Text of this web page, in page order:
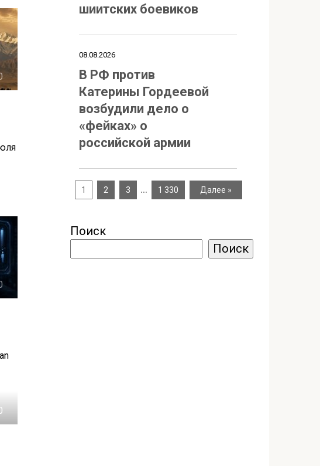
шиитских боевиков
08.08.2026
В РФ против
Катерины Гордеевой
возбудили дело о
«фейках» о
российской армии
1 2 3 … 1 330 Далее »
Поиск
Поиск